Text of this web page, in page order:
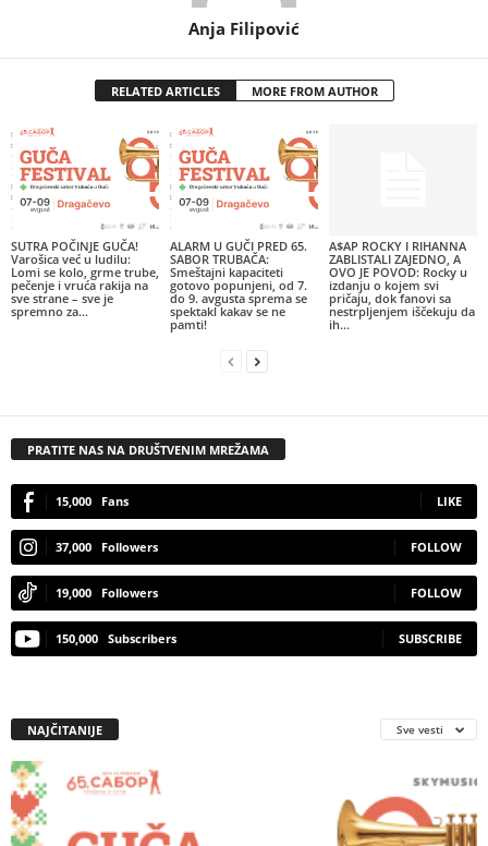
Anja Filipović
RELATED ARTICLES MORE FROM AUTHOR
SUTRA POČINJE GUČA!
Varošica već u ludilu:
Lomi se kolo, grme trube,
pečenje i vruća rakija na
sve strane – sve je
spremno za...
ALARM U GUČI PRED 65.
SABOR TRUBAČA:
Smeštajni kapaciteti
gotovo popunjeni, od 7.
do 9. avgusta sprema se
spektakl kakav se ne
pamti!
A$AP ROCKY I RIHANNA
ZABLISTALI ZAJEDNO, A
OVO JE POVOD: Rocky u
izdanju o kojem svi
pričaju, dok fanovi sa
nestrpljenjem iščekuju da
ih...
PRATITE NAS NA DRUŠTVENIM MREŽAMA
15,000 Fans LIKE
37,000 Followers FOLLOW
19,000 Followers FOLLOW
150,000 Subscribers SUBSCRIBE
NAJČITANIJE Sve vesti